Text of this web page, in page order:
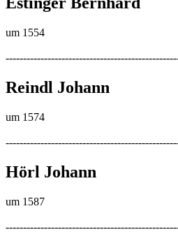
um 1554
Reindl Johann
um 1574
Hörl Johann
um 1587